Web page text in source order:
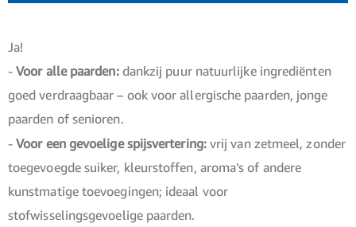
Ja!
-Voor alle paarden: dankzij puur natuurlijke ingrediënten
goed verdraagbaar – ook voor allergische paarden, jonge
paarden of senioren.
-Voor een gevoelige spijsvertering: vrij van zetmeel, zonder
toegevoegde suiker, kleurstoffen, aroma’s of andere
kunstmatige toevoegingen; ideaal voor
stofwisselingsgevoelige paarden.